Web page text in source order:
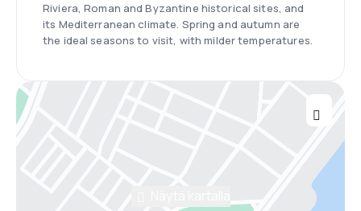
Riviera, Roman and Byzantine historical sites, and
its Mediterranean climate. Spring and autumn are
the ideal seasons to visit, with milder temperatures.